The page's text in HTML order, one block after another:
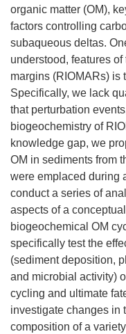
organic matter (OM),
factors controlling
subaqueous deltas.
understood, features
margins (RIOMARs) is
Specifically, we lack
that perturbation
biogeochemistry of
knowledge gap, we
OM in sediments from
were emplaced during
conduct a series of
aspects of a
biogeochemical OM
specifically test the
(sediment deposition,
and microbial activity)
cycling and ultimate
investigate changes in
composition of a